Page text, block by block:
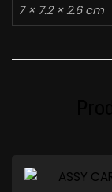
7 × 7.2 × 2.6 cm